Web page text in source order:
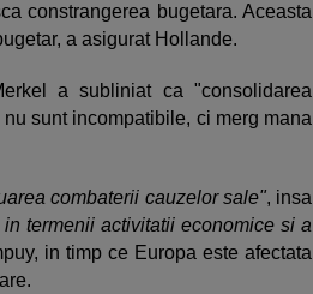
constrangerea bugetara. Aceasta
a asigurat Hollande.
a subliniat ca "consolidarea
sunt incompatibile, ci merg mana
combaterii cauzelor sale", insa
termenii activitatii economice si a
in timp ce Europa este afectata